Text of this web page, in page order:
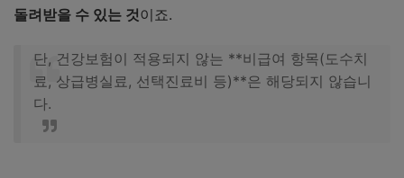
돌려받을 수 있는 것이죠.
단, 건강보험이 적용되지 않는 **비급여 항목(도수치
료, 상급병실료, 선택진료비 등)**은 해당되지 않습니
다.